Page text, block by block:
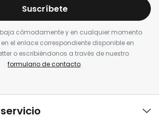
Suscríbete
cómodamente y en cualquier momento
el enlace correspondiente disponible en
o escribiéndonos a través de nuestro
formulario de contacto.